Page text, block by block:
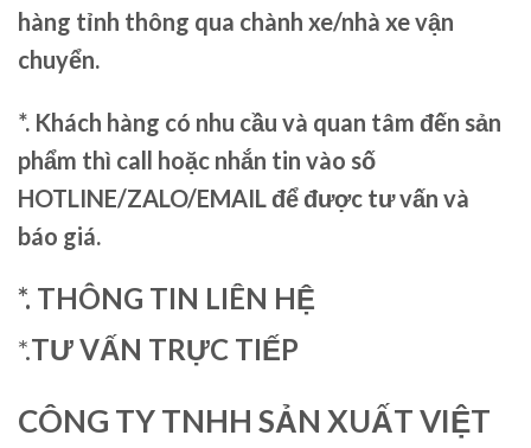
hàng tỉnh thông qua chành xe/nhà xe vận
chuyển.
*. Khách hàng có nhu cầu và quan tâm đến sản
phẩm thì call hoặc nhắn tin vào số
HOTLINE/ZALO/EMAIL để được tư vấn và
báo giá.
*. THÔNG TIN LIÊN HỆ
*.TƯ VẤN TRỰC TIẾP
CÔNG TY TNHH SẢN XUẤT VIỆT